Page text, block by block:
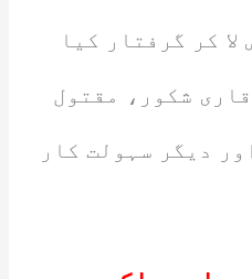
کر گرفتار کیا
شکور، مقتول
دیگر سہولت کار